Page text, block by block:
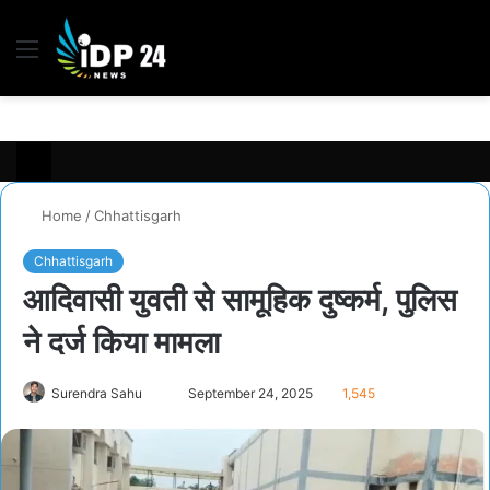
Menu
Home /Chhattisgarh
Chhattisgarh
आदिवासी युवती से सामूहिक दुष्कर्म, पुलिस
ने दर्ज किया मामला
Surendra Sahu
d
September 24, 2025 1,545